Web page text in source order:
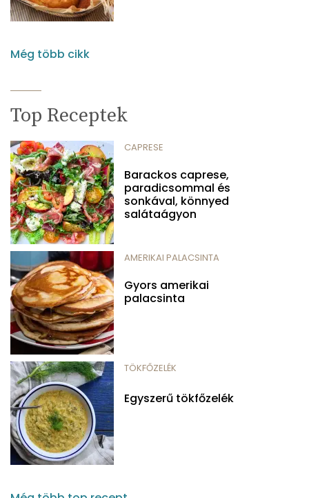
Még több cikk
Top Receptek
CAPRESE
Barackos caprese,
paradicsommal és
sonkával, könnyed
salátaágyon
AMERIKAI PALACSINTA
Gyors amerikai
palacsinta
TÖKFŐZELÉK
Egyszerű tökfőzelék